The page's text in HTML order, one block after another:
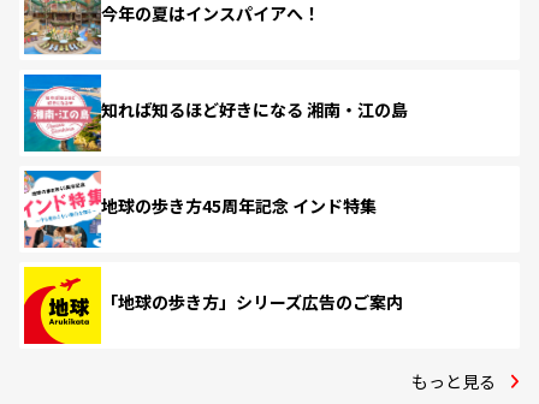
今年の夏はインスパイアへ！
知れば知るほど好きになる 湘南・江の島
地球の歩き方45周年記念 インド特集
「地球の歩き方」シリーズ広告のご案内
もっと見る